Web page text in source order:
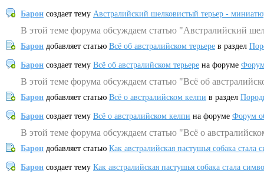
Барон создает тему Австралийский шелковистый терьер -
В этой теме форума обсуждаем статью "Австралийский
Барон добавляет статью Всё об австралийском терьере в раздел
Барон создает тему Всё об австралийском терьере на форуме
В этой теме форума обсуждаем статью "Всё об
Барон добавляет статью Всё о австралийском келпи в раздел
Барон создает тему Всё о австралийском келпи на форуме Форум
В этой теме форума обсуждаем статью "Всё о
Барон добавляет статью Как австралийская пастушья собака
Барон создает тему Как австралийская пастушья собака стала